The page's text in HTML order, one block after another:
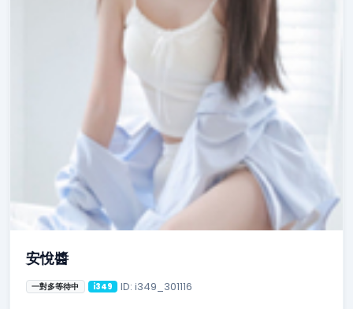
安悅醬
一對多等待中 i349 ID: i349_301116